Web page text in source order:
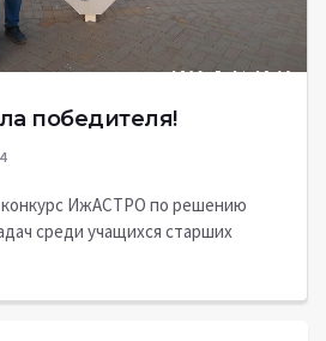
победителя!
конкурс ИжАСТРО по решению
среди учащихся старших